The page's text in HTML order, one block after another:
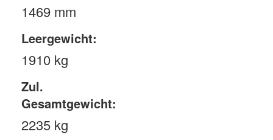
1469 mm
Leergewicht:
1910 kg
Zul.
Gesamtgewicht:
2235 kg